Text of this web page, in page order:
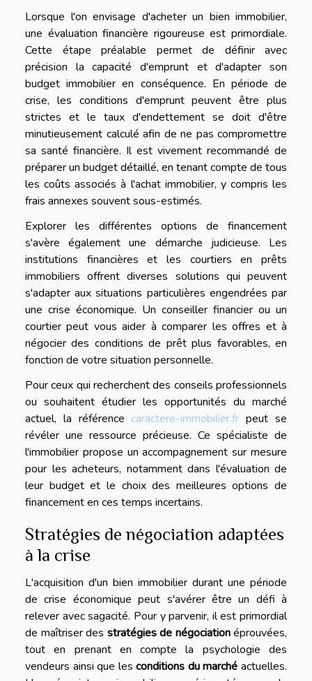
Lorsque l'on envisage d'acheter un bien immobilier,
une évaluation financière rigoureuse est primordiale.
Cette étape préalable permet de définir avec
précision la capacité d'emprunt et d'adapter son
budget immobilier en conséquence. En période de
crise, les conditions d'emprunt peuvent être plus
strictes et le taux d'endettement se doit d'être
minutieusement calculé afin de ne pas compromettre
sa santé financière. Il est vivement recommandé de
préparer un budget détaillé, en tenant compte de tous
les coûts associés à l'achat immobilier, y compris les
frais annexes souvent sous-estimés.
Explorer les différentes options de financement
s'avère également une démarche judicieuse. Les
institutions financières et les courtiers en prêts
immobiliers offrent diverses solutions qui peuvent
s'adapter aux situations particulières engendrées par
une crise économique. Un conseiller financier ou un
courtier peut vous aider à comparer les offres et à
négocier des conditions de prêt plus favorables, en
fonction de votre situation personnelle.
Pour ceux qui recherchent des conseils professionnels
ou souhaitent étudier les opportunités du marché
actuel, la référence caractere-immobilier.fr peut se
révéler une ressource précieuse. Ce spécialiste de
l'immobilier propose un accompagnement sur mesure
pour les acheteurs, notamment dans l'évaluation de
leur budget et le choix des meilleures options de
financement en ces temps incertains.
Stratégies de négociation adaptées
à la crise
L'acquisition d'un bien immobilier durant une période
de crise économique peut s'avérer être un défi à
relever avec sagacité. Pour y parvenir, il est primordial
de maîtriser des stratégies de négociationéprouvées,
tout en prenant en compte la psychologie des
vendeurs ainsi que lesconditions du marché actuelles.